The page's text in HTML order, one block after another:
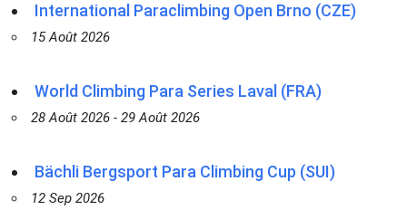
International Paraclimbing Open Brno (CZE)
15 Août 2026
World Climbing Para Series Laval (FRA)
28 Août 2026 - 29 Août 2026
Bächli Bergsport Para Climbing Cup (SUI)
12 Sep 2026